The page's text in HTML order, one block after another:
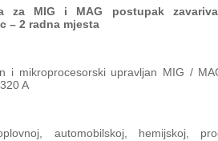
za MIG i MAG postupak
– 2 radna mjesta
i mikroprocesorski upravljan MIG /
A
automobilskoj, hemijskoj,